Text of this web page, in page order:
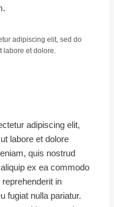
adipiscing elit, sed do
labore et dolore.
adipiscing elit,
labore et dolore
quis nostrud
ex ea commodo
in
fugiat nulla pariatur.